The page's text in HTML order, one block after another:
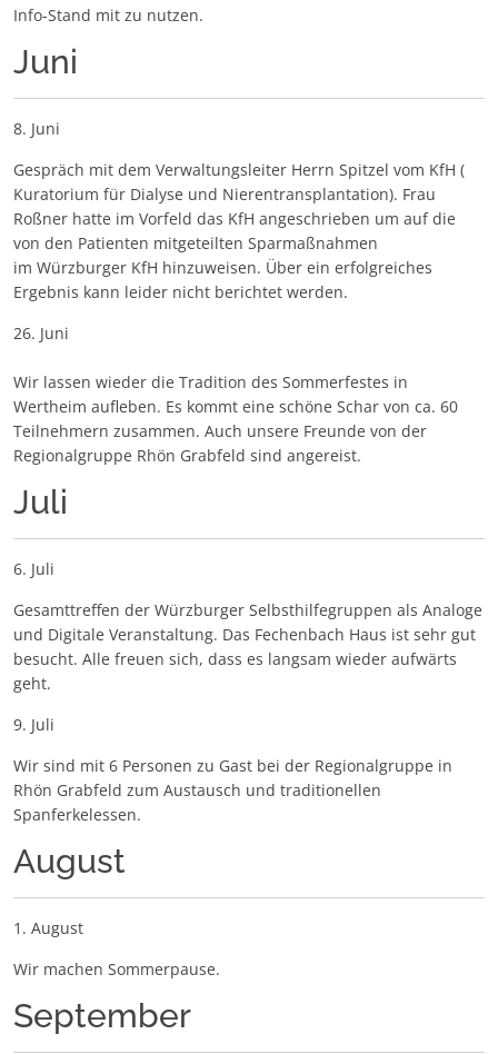
Info-Stand mit zu nutzen.
Juni
8. Juni
Gespräch mit dem Verwaltungsleiter Herrn Spitzel vom KfH (
Kuratorium für Dialyse und Nierentransplantation). Frau
Roßner hatte im Vorfeld das KfH angeschrieben um auf die
von den Patienten mitgeteilten Sparmaßnahmen
im Würzburger KfH hinzuweisen. Über ein erfolgreiches
Ergebnis kann leider nicht berichtet werden.
26. Juni
Wir lassen wieder die Tradition des Sommerfestes in
Wertheim aufleben. Es kommt eine schöne Schar von ca. 60
Teilnehmern zusammen. Auch unsere Freunde von der
Regionalgruppe Rhön Grabfeld sind angereist.
Juli
6. Juli
Gesamttreffen der Würzburger Selbsthilfegruppen als Analoge
und Digitale Veranstaltung. Das Fechenbach Haus ist sehr gut
besucht. Alle freuen sich, dass es langsam wieder aufwärts
geht.
9. Juli
Wir sind mit 6 Personen zu Gast bei der Regionalgruppe in
Rhön Grabfeld zum Austausch und traditionellen
Spanferkelessen.
August
1. August
Wir machen Sommerpause.
September